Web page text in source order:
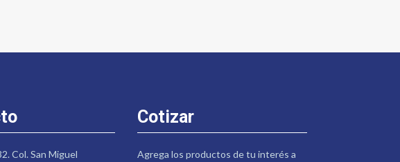
Col. San Miguel
Cotizar
Agrega los productos de tu interés a